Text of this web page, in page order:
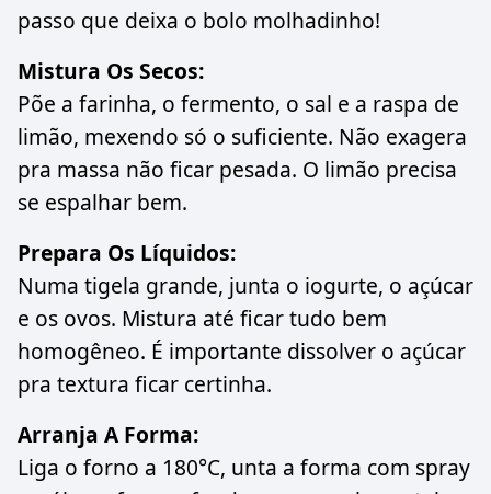
passo que deixa o bolo molhadinho!
Mistura Os Secos:
Põe a farinha, o fermento, o sal e a raspa de
limão, mexendo só o suficiente. Não exagera
pra massa não ficar pesada. O limão precisa
se espalhar bem.
Prepara Os Líquidos:
Numa tigela grande, junta o iogurte, o açúcar
e os ovos. Mistura até ficar tudo bem
homogêneo. É importante dissolver o açúcar
pra textura ficar certinha.
Arranja A Forma:
Liga o forno a 180°C, unta a forma com spray